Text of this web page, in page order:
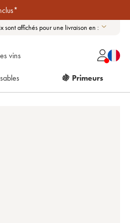
sont affichés pour une livraison en :
vins
🍇 Primeurs